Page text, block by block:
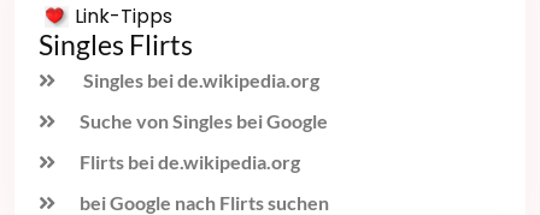
Link-Tipps
Singles Flirts
Singles bei de.wikipedia.org
Suche von Singles bei Google
Flirts bei de.wikipedia.org
bei Google nach Flirts suchen